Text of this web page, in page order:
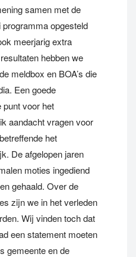
samen met de
opgesteld
meerjarig extra
hebben we
meldbox en BOA’s die
Een goede
punt voor het
aandacht vragen voor
het
De afgelopen jaren
moties ingediend
gehaald. Over de
zijn we in het verleden
Wij vinden toch dat
een statement moeten
gemeente en de